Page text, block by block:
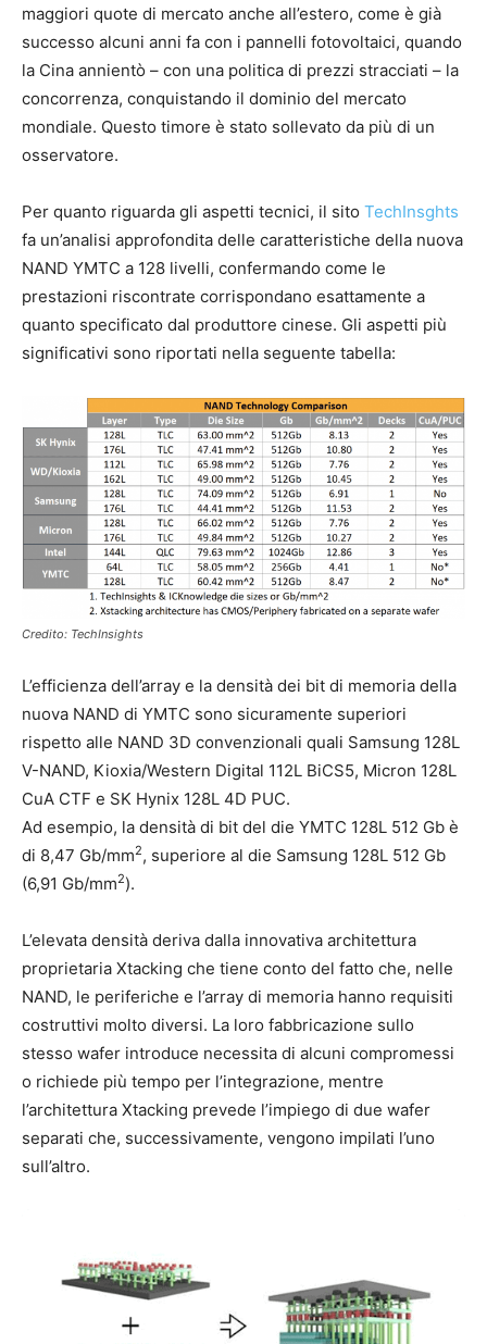
maggiori quote di mercato anche all’estero, come è già
successo alcuni anni fa con i pannelli fotovoltaici, quando
la Cina annientò – con una politica di prezzi stracciati – la
concorrenza, conquistando il dominio del mercato
mondiale. Questo timore è stato sollevato da più di un
osservatore.
Per quanto riguarda gli aspetti tecnici, il sito TechInsghts
fa un’analisi approfondita delle caratteristiche della nuova
NAND YMTC a 128 livelli, confermando come le
prestazioni riscontrate corrispondano esattamente a
quanto specificato dal produttore cinese. Gli aspetti più
significativi sono riportati nella seguente tabella:
Credito: TechInsights
L’efficienza dell’array e la densità dei bit di memoria della
nuova NAND di YMTC sono sicuramente superiori
rispetto alle NAND 3D convenzionali quali Samsung 128L
V-NAND, Kioxia/Western Digital 112L BiCS5, Micron 128L
CuA CTF e SK Hynix 128L 4D PUC.
Ad esempio, la densità di bit del die YMTC 128L 512 Gb è
di 8,47 Gb/mm2, superiore al die Samsung 128L 512 Gb
(6,91 Gb/mm2).
L’elevata densità deriva dalla innovativa architettura
proprietaria Xtacking che tiene conto del fatto che, nelle
NAND, le periferiche e l’array di memoria hanno requisiti
costruttivi molto diversi. La loro fabbricazione sullo
stesso wafer introduce necessita di alcuni compromessi
o richiede più tempo per l’integrazione, mentre
l’architettura Xtacking prevede l’impiego di due wafer
separati che, successivamente, vengono impilati l’uno
sull’altro.